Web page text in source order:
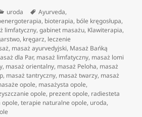
Kategorie
uroda Tagi
Ayurveda,
, bioterapia, bóle kręgosłupa,
limfatyczny,gabinet masażu, Klawiterapia,
, kręgarz, leczenie
, masaż ayurvedyjski, Masaż Bańką
dla Par, masaż limfatyczny, masaż lomi
, masaż orientalny, masaż Peloha, masaż
, masaż tantryczny, masaż twarzy, masaż
opole, masażysta opole,
opole, prezent opole, radiesteta
opole,terapie naturalne opole, uroda,